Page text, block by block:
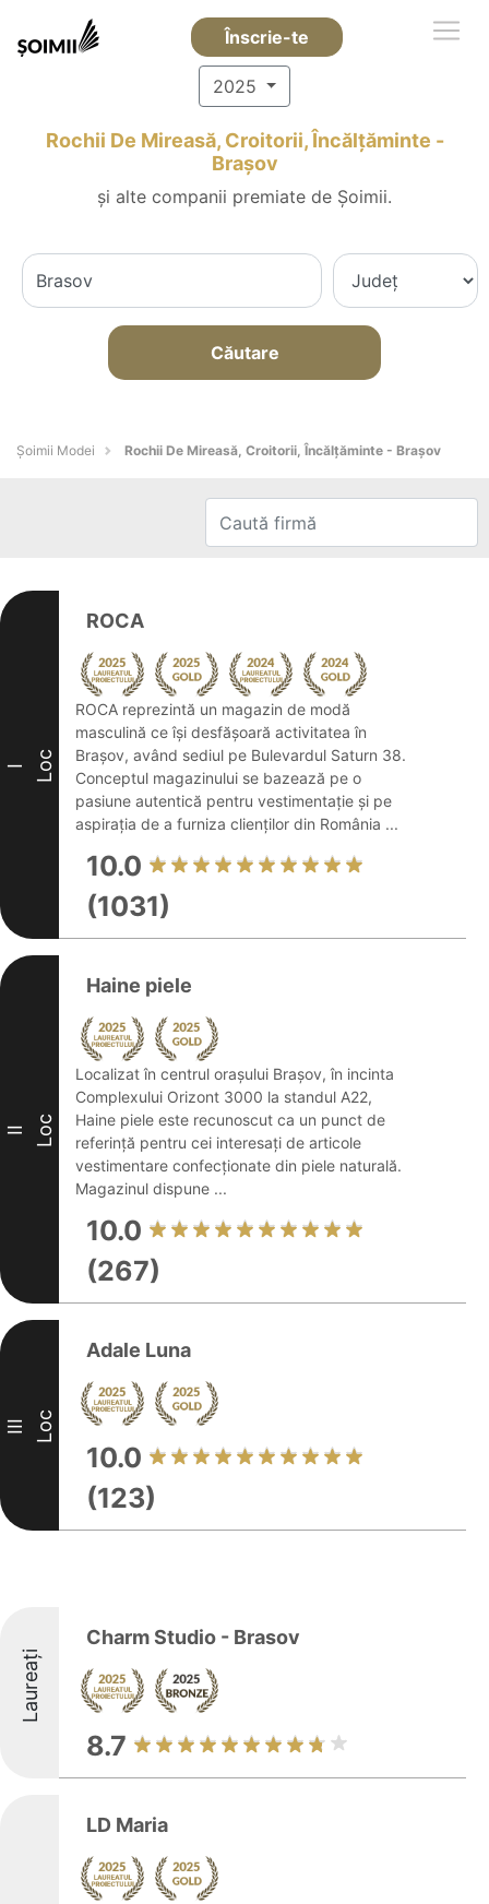
Înscrie-te
2025
Rochii De Mireasă, Croitorii, Încălțăminte -
Braşov
și alte companii premiate de Șoimii.
Căutare
Șoimii Modei Rochii De Mireasă, Croitorii, Încălțăminte - Braşov
I Loc
ROCA
ROCA reprezintă un magazin de modă
masculină ce își desfășoară activitatea în
Brașov, având sediul pe Bulevardul Saturn 38.
Conceptul magazinului se bazează pe o
pasiune autentică pentru vestimentație și pe
aspirația de a furniza clienților din România ...
10.0
(1031)
II Loc
Haine piele
Localizat în centrul orașului Brașov, în incinta
Complexului Orizont 3000 la standul A22,
Haine piele este recunoscut ca un punct de
referință pentru cei interesați de articole
vestimentare confecționate din piele naturală.
Magazinul dispune ...
10.0
(267)
III Loc
Adale Luna
10.0
(123)
Laureați
Charm Studio - Brasov
8.7
LD Maria